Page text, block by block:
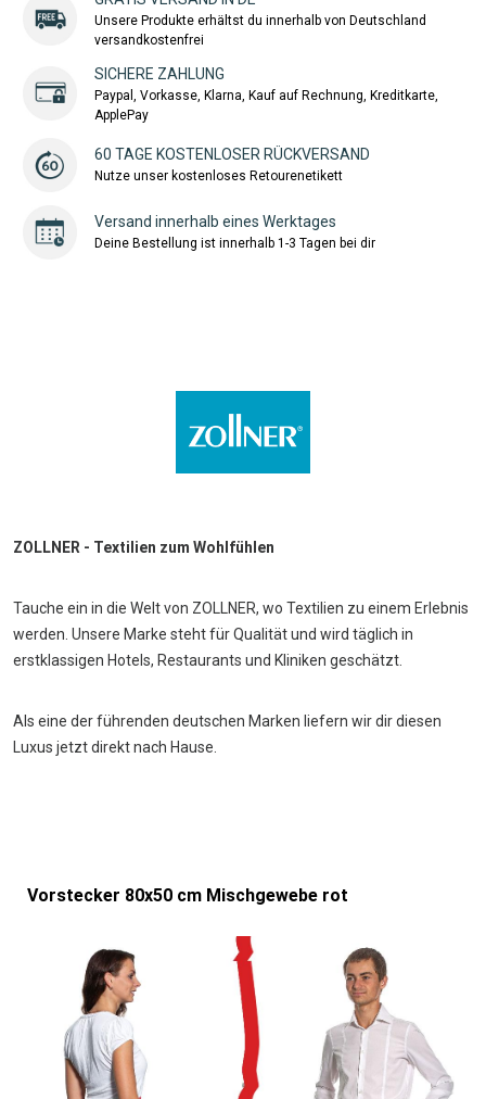
Unsere Produkte erhältst du innerhalb von Deutschland
versandkostenfrei
SICHERE ZAHLUNG
Paypal, Vorkasse, Klarna, Kauf auf Rechnung, Kreditkarte,
ApplePay
60 TAGE KOSTENLOSER RÜCKVERSAND
Nutze unser kostenloses Retourenetikett
Versand innerhalb eines Werktages
Deine Bestellung ist innerhalb 1-3 Tagen bei dir
ZOLLNER - Textilien zum Wohlfühlen
Tauche ein in die Welt von ZOLLNER, wo Textilien zu einem Erlebnis
werden. Unsere Marke steht für Qualität und wird täglich in
erstklassigen Hotels, Restaurants und Kliniken geschätzt.
Als eine der führenden deutschen Marken liefern wir dir diesen
Luxus jetzt direkt nach Hause.
Vorstecker 80x50 cm Mischgewebe rot